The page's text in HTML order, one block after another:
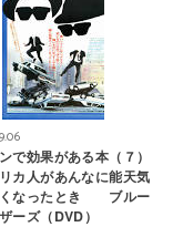
で効果がある本（７）
カ人があんなに能天気
くなったとき ブルー
ーズ（DVD）